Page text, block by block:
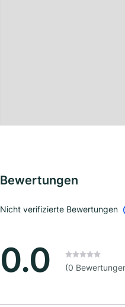
Bewertungen
Nicht verifizierte Bewertungen
0.0 (0